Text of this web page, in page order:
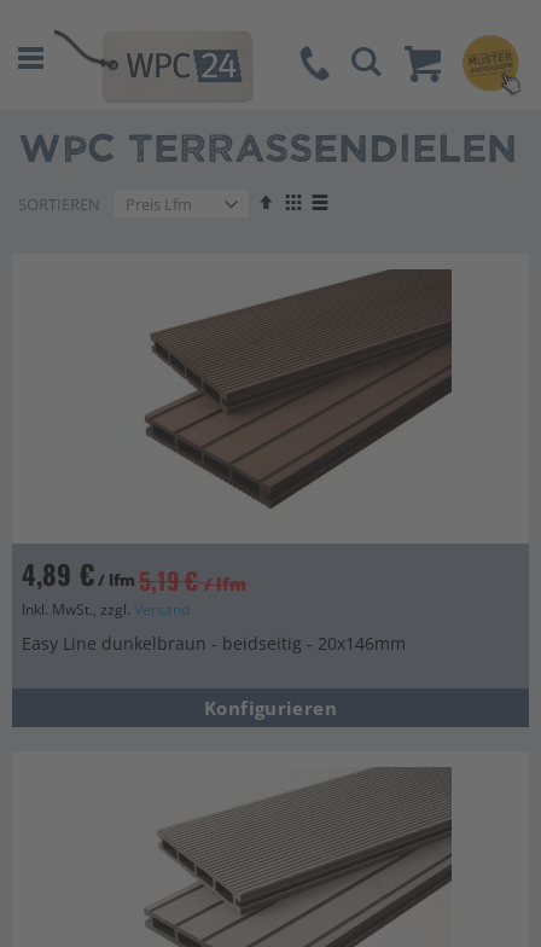
Suche
WPC TERRASSENDIELEN
SORTIEREN
AbsteigendAnzeigen
4,89 €/ lfm 5,19 € / lfm
Inkl. MwSt., zzgl. Versand
Easy Line dunkelbraun - beidseitig - 20x146mm
Konfigurieren